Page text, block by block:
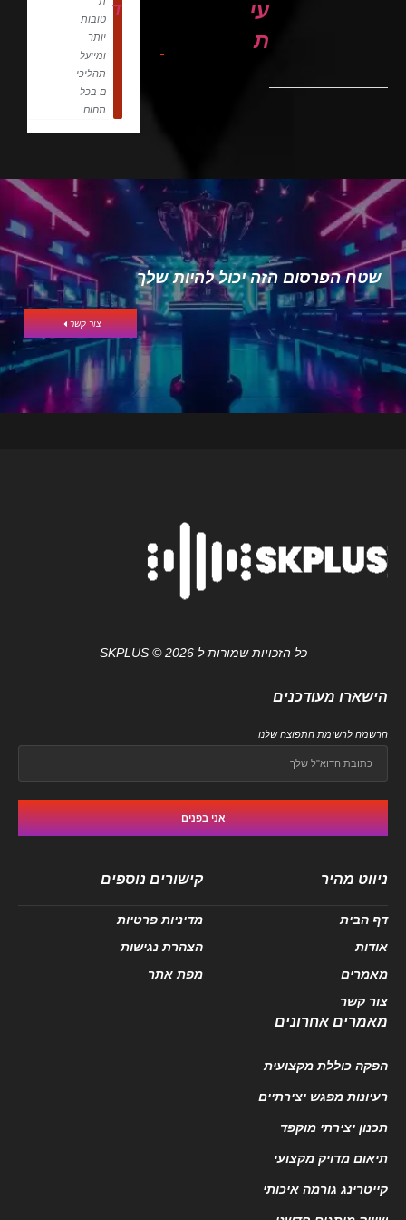
עי
ת
ד
טובות
יותר
ומייעל
תהליכי
ם בכל
תחום.
שטח הפרסום הזה יכול להיות שלך
צור קשר
הישארו מעודכנים
הרשמה לרשימת התפוצה שלנו
אני בפנים
ניווט מהיר
דף הבית
אודות
מאמרים
צור קשר
קישורים נוספים
מדיניות פרטיות
הצהרת נגישות
מפת אתר
מאמרים אחרונים
הפקה כוללת מקצועית
רעיונות מפגש יצירתיים
תכנון יצירתי מוקפד
תיאום מדויק מקצועי
קייטרינג גורמה איכותי
כל הזכויות שמורות ל SKPLUS © 2026